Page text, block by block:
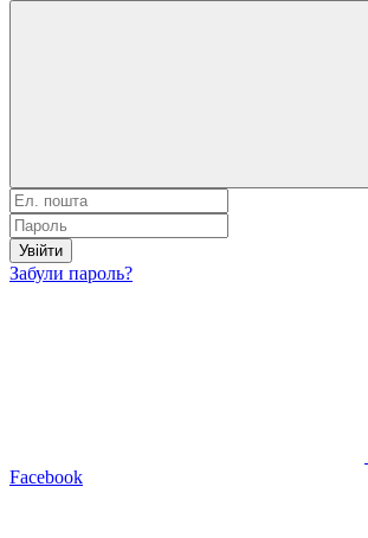
Увійти
Забули пароль?
Facebook